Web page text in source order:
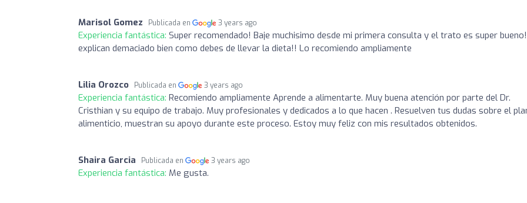
Marisol Gomez Publicada en 3 years ago
Experiencia fantástica: Super recomendado! Baje muchisimo desde mi primera consulta y el trato es super
explican demaciado bien como debes de llevar la dieta!! Lo recomiendo ampliamente
Lilia Orozco Publicada en 3 years ago
Experiencia fantástica: Recomiendo ampliamente Aprende a alimentarte. Muy buena atención por parte del Dr.
Cristhian y su equipo de trabajo. Muy profesionales y dedicados a lo que hacen . Resuelven tus dudas sobre el
alimenticio, muestran su apoyo durante este proceso. Estoy muy feliz con mis resultados obtenidos.
Shaira Garcia Publicada en 3 years ago
Experiencia fantástica: Me gusta.